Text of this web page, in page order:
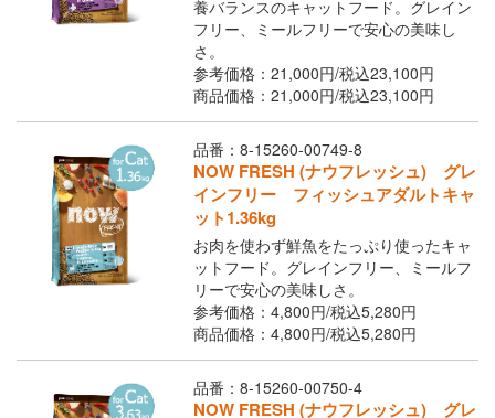
Youtubeチャネル
取り扱い店舗 ご利用ガイド
よくあるご質問 お問い合わせ
閉じる
養バランスのキャットフード。グレイン
フリー、ミールフリーで安心の美味し
さ。
参考価格：21,000円/税込23,100円
商品価格：21,000円/税込23,100円
品番：8-15260-00749-8
NOW FRESH (ナウフレッシュ) グレ
インフリー フィッシュアダルトキャ
ット1.36kg
お肉を使わず鮮魚をたっぷり使ったキャ
ットフード。グレインフリー、ミールフ
リーで安心の美味しさ。
参考価格：4,800円/税込5,280円
商品価格：4,800円/税込5,280円
品番：8-15260-00750-4
NOW FRESH (ナウフレッシュ) グレ